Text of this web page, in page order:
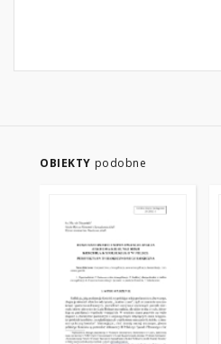
OBIEKTY podobne